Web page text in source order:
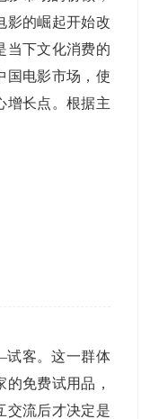
影的崛起开始改
当下文化消费的
国电影市场，使
增长点。根据主
客。这一群体
免费试用品，
交流后才决定是